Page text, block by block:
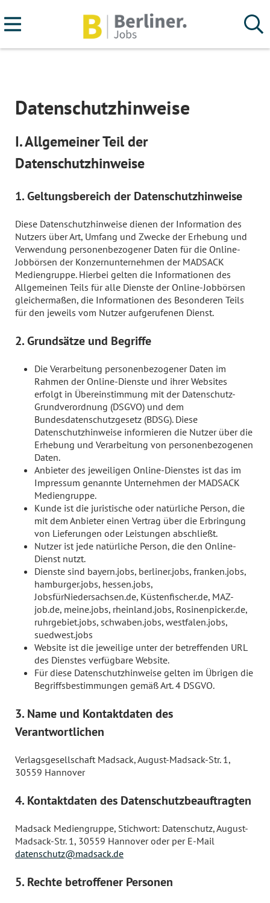
Datenschutzhinweise
I. Allgemeiner Teil der
Datenschutzhinweise
1. Geltungsbereich der Datenschutzhinweise
Diese Datenschutzhinweise dienen der Information des
Nutzers über Art, Umfang und Zwecke der Erhebung und
Verwendung personenbezogener Daten für die Online-
Jobbörsen der Konzernunternehmen der MADSACK
Mediengruppe. Hierbei gelten die Informationen des
Allgemeinen Teils für alle Dienste der Online-Jobbörsen
gleichermaßen, die Informationen des Besonderen Teils
für den jeweils vom Nutzer aufgerufenen Dienst.
2. Grundsätze und Begriffe
Die Verarbeitung personenbezogener Daten im
Rahmen der Online-Dienste und ihrer Websites
erfolgt in Übereinstimmung mit der Datenschutz-
Grundverordnung (DSGVO) und dem
Bundesdatenschutzgesetz (BDSG). Diese
Datenschutzhinweise informieren die Nutzer über die
Erhebung und Verarbeitung von personenbezogenen
Daten.
Anbieter des jeweiligen Online-Dienstes ist das im
Impressum genannte Unternehmen der MADSACK
Mediengruppe.
Kunde ist die juristische oder natürliche Person, die
mit dem Anbieter einen Vertrag über die Erbringung
von Lieferungen oder Leistungen abschließt.
Nutzer ist jede natürliche Person, die den Online-
Dienst nutzt.
Dienste sind bayern.jobs, berliner.jobs, franken.jobs,
hamburger.jobs, hessen.jobs,
JobsfürNiedersachsen.de, Küstenfischer.de, MAZ-
job.de, meine.jobs, rheinland.jobs, Rosinenpicker.de,
ruhrgebiet.jobs, schwaben.jobs, westfalen.jobs,
suedwest.jobs
Website ist die jeweilige unter der betreffenden URL
des Dienstes verfügbare Website.
Für diese Datenschutzhinweise gelten im Übrigen die
Begriffsbestimmungen gemäß Art. 4 DSGVO.
3. Name und Kontaktdaten des
Verantwortlichen
Verlagsgesellschaft Madsack, August-Madsack-Str. 1,
30559 Hannover
4. Kontaktdaten des Datenschutzbeauftragten
Madsack Mediengruppe, Stichwort: Datenschutz, August-
Madsack-Str. 1, 30559 Hannover oder per E-Mail
datenschutz@madsack.de
5. Rechte betroffener Personen